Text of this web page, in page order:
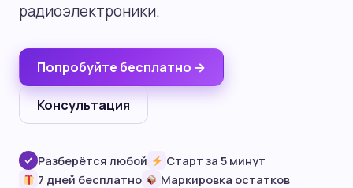
радиоэлектроники.
Попробуйте бесплатно →
Консультация
Разберётся любой
Старт за 5 минут
7 дней бесплатно
Маркировка остатков